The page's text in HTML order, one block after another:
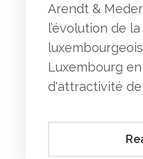
Arendt &
l’évolution de
Luxembourg
d'attractivité